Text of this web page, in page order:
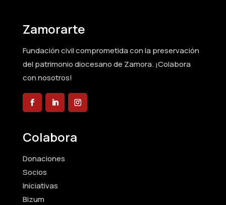
Zamorarte
Fundación civil comprometida con la preservación
del patrimonio diocesano de Zamora. ¡Colabora
con nosotros!
Colabora
Donaciones
Socios
Iniciativas
Bizum